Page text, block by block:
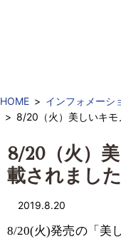
HOME
インフォメーシ
8/20（火）美しいキ
8/20（火）
載されました
2019.8.20
8/20(火)発売の「美